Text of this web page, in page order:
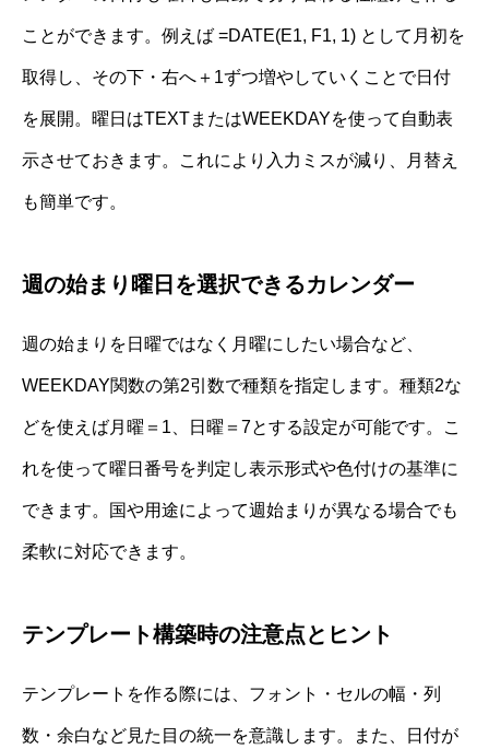
ことができます。例えば =DATE(E1, F1, 1) として月初を
取得し、その下・右へ＋1ずつ増やしていくことで日付
を展開。曜日はTEXTまたはWEEKDAYを使って自動表
示させておきます。これにより入力ミスが減り、月替え
も簡単です。
週の始まり曜日を選択できるカレンダー
週の始まりを日曜ではなく月曜にしたい場合など、
WEEKDAY関数の第2引数で種類を指定します。種類2な
どを使えば月曜＝1、日曜＝7とする設定が可能です。こ
れを使って曜日番号を判定し表示形式や色付けの基準に
できます。国や用途によって週始まりが異なる場合でも
柔軟に対応できます。
テンプレート構築時の注意点とヒント
テンプレートを作る際には、フォント・セルの幅・列
数・余白など見た目の統一を意識します。また、日付が